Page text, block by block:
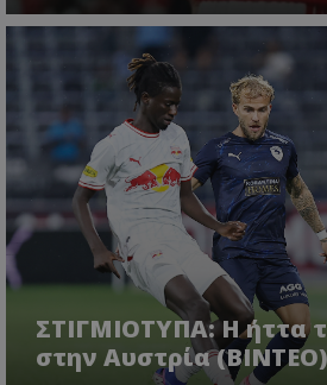
ΣΤΙΓΜΙΟΤΥΠΑ: Η ήττα
στην Αυστρία (ΒΙΝΤΕΟ)